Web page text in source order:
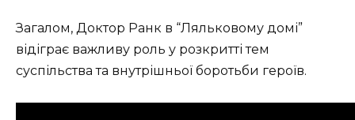
Загалом, Доктор Ранк в “Ляльковому домі”
відіграє важливу роль у розкритті тем
суспільства та внутрішньої боротьби героїв.